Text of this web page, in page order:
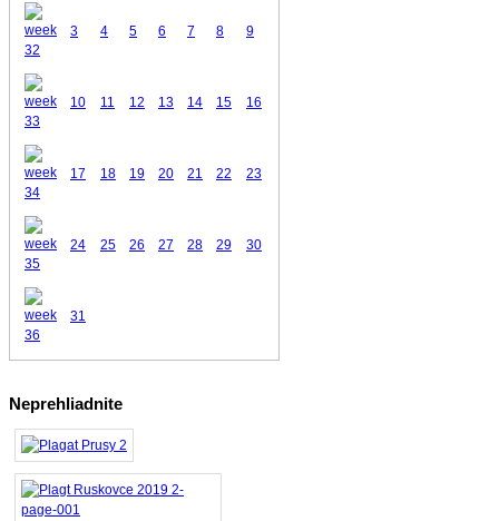
3 4 5 6 7 8 9
10 11 12 13 14 15 16
17 18 19 20 21 22 23
24 25 26 27 28 29 30
31
Neprehliadnite